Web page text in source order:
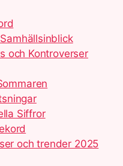
och Kontroverser
Siffror
och trender 2025